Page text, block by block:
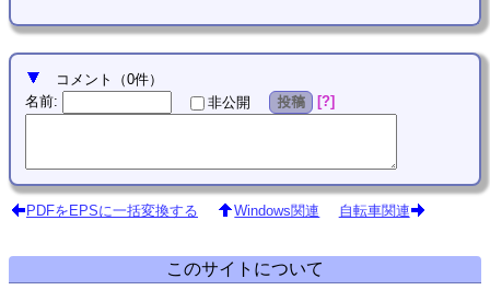
コメント （0件）
名前: 非公開 投稿 ?
PDFをEPSに一括変換する Windows関連 自転車関連
このサイトについて